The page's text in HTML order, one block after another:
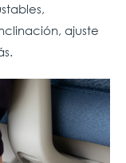
ajuste